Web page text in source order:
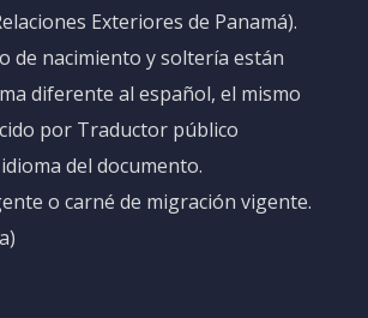
Exteriores de Panamá).
de nacimiento y soltería están
diferente al español, el mismo
por Traductor público
del documento.
o carné de migración vigente.